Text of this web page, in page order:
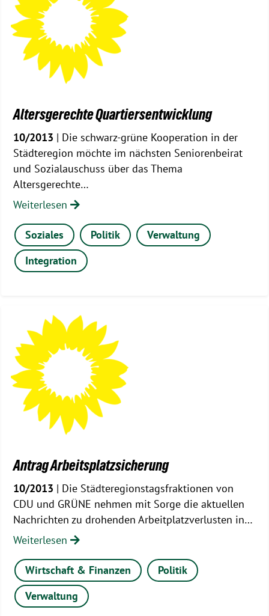
Altersgerechte Quartiersentwicklung
10/2013 | Die schwarz-grüne Kooperation in der
Städteregion möchte im nächsten Seniorenbeirat
und Sozialauschuss über das Thema
Altersgerechte…
Weiterlesen
Soziales Politik
Verwaltung
Integration
Antrag Arbeitsplatzsicherung
10/2013 | Die Städteregionstagsfraktionen von
CDU und GRÜNE nehmen mit Sorge die aktuellen
Nachrichten zu drohenden Arbeitplatzverlusten in…
Weiterlesen
Wirtschaft & Finanzen
Politik
Verwaltung